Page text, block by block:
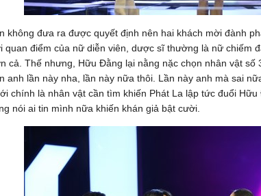
không đưa ra được quyết định nên hai khách mời đành
quan điểm của nữ diễn viên, dược sĩ thường là nữ chiếm
cả. Thế nhưng, Hữu Đằng lại nằng nặc chọn nhân vật số
anh lần này nha, lần này nữa thôi. Lần này anh mà sai
chính là nhân vật cần tìm khiến Phát La lập tức đuổi
nói ai tin mình nữa khiến khán giả bật cười.